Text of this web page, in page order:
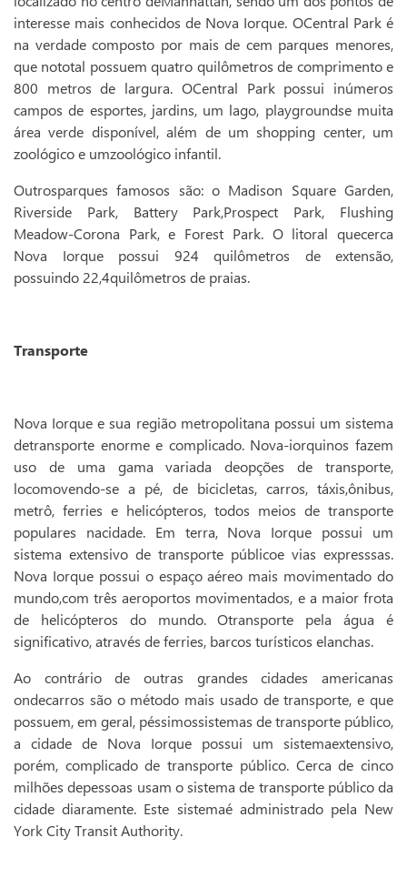
interesse mais conhecidos de Nova Iorque. OCentral Park é
na verdade composto por mais de cem parques menores,
que nototal possuem quatro quilômetros de comprimento e
800 metros de largura. OCentral Park possui inúmeros
campos de esportes, jardins, um lago, playgroundse muita
área verde disponível, além de um shopping center, um
zoológico e umzoológico infantil.
Outrosparques famosos são: o Madison Square Garden,
Riverside Park, Battery Park,Prospect Park, Flushing
Meadow-Corona Park, e Forest Park. O litoral quecerca
Nova Iorque possui 924 quilômetros de extensão,
possuindo 22,4quilômetros de praias.
Transporte
Nova Iorque e sua região metropolitana possui um sistema
detransporte enorme e complicado. Nova-iorquinos fazem
uso de uma gama variada deopções de transporte,
locomovendo-se a pé, de bicicletas, carros, táxis,ônibus,
metrô, ferries e helicópteros, todos meios de transporte
populares nacidade. Em terra, Nova Iorque possui um
sistema extensivo de transporte públicoe vias expresssas.
Nova Iorque possui o espaço aéreo mais movimentado do
mundo,com três aeroportos movimentados, e a maior frota
de helicópteros do mundo. Otransporte pela água é
significativo, através de ferries, barcos turísticos elanchas.
Ao contrário de outras grandes cidades americanas
ondecarros são o método mais usado de transporte, e que
possuem, em geral, péssimossistemas de transporte público,
a cidade de Nova Iorque possui um sistemaextensivo,
porém, complicado de transporte público. Cerca de cinco
milhões depessoas usam o sistema de transporte público da
cidade diaramente. Este sistemaé administrado pela New
York City Transit Authority.
Aceitar tudo
Apenas necessários
Personalizar